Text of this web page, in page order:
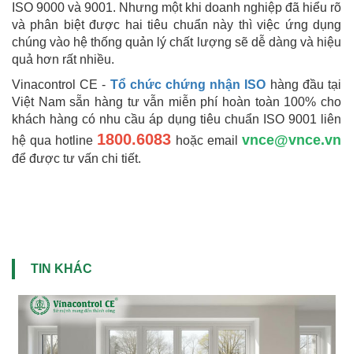
ISO 9000 và 9001. Nhưng một khi doanh nghiệp đã hiểu rõ
và phân biệt được hai tiêu chuẩn này thì việc ứng dụng
chúng vào hệ thống quản lý chất lượng sẽ dễ dàng và hiệu
quả hơn rất nhiều.
Vinacontrol CE - Tổ chức chứng nhận ISO hàng đầu tại
Việt Nam sẵn hàng tư vẫn miễn phí hoàn toàn 100% cho
khách hàng có nhu cầu áp dụng tiêu chuẩn ISO 9001 liên
hệ qua hotline 1800.6083 hoặc emailvnce@vnce.vn
để được tư vấn chi tiết.
TIN KHÁC